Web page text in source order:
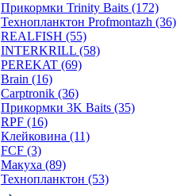
Прикормки Trinity Baits (172)
Технопланктон Profmontazh (36)
REALFISH (55)
INTERKRILL (58)
PEREKAT (69)
Brain (16)
Carptronik (36)
Прикормки 3K Baits (35)
RPF (16)
Клейковина (11)
FCF (3)
Макуха (89)
Технопланктон (53)